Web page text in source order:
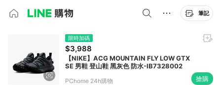
筆記
限時加碼
$3,988
【NIKE】ACG MOUNTAIN FLY LOW GTX
SE 男鞋 登山鞋 黑灰色 防水-IB7328002
PChome 24h購物 搶購